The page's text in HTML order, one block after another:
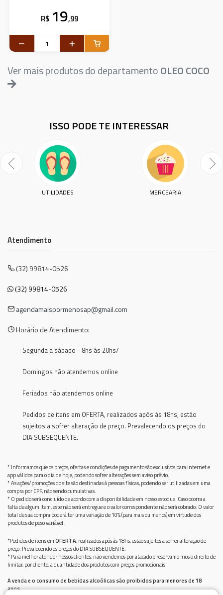
R$ 19,99
Ver mais produtos do departamentoOLEO COCO
ISSO PODE TE INTERESSAR
UTILIDADES MERCEARIA
Atendimento
(32) 99814-0526
(32) 99814-0526
agendamaispormenosap@gmail.com
Horário de Atendimento:
Segunda a sábado - 8hs ás 20hs/
Domingos não atendemos online
Feriados não atendemos online
Pedidos de itens em OFERTA, realizados após ás 18hs, estão
sujeitos a sofrer alteração de preço. Prevalecendo os preços do
DIA SUBSEQUENTE.
* Informamos que os preços, ofertas e condições de pagamento são exclusivos para internet e
app válidos para o dia de hoje, podendo sofrer alterações sem aviso prévio.
* As ações/promoções do site são destinadas à pessoas físicas, podendo ser utilizadas em uma
compra por CPF, não sendo cumulativas.
* O pedido será concluído de acordo com a disponibilidade em nosso estoque. Caso ocorra a
falta de algum item, este não será entregue e o valor correspondente não será cobrado. O valor
total de sua compra poderá ter uma variação de 10% (para mais ou menos) em virtude dos
produtos de peso variável.
*Pedidos de itens emOFERTA, realizados após ás 18hs, estão sujeitos a sofrer alteração de
preço. Prevalecendo os preços do DIA SUBSEQUENTE.
* Para melhor atender nossos clientes, não vendemos por atacado e reservamo-nos o direito de
limitar, por cliente, a quantidade dos produtos com preços promocionais.
A venda e o consumo de bebidas alcoólicas são proibidos para menores de 18
anos.